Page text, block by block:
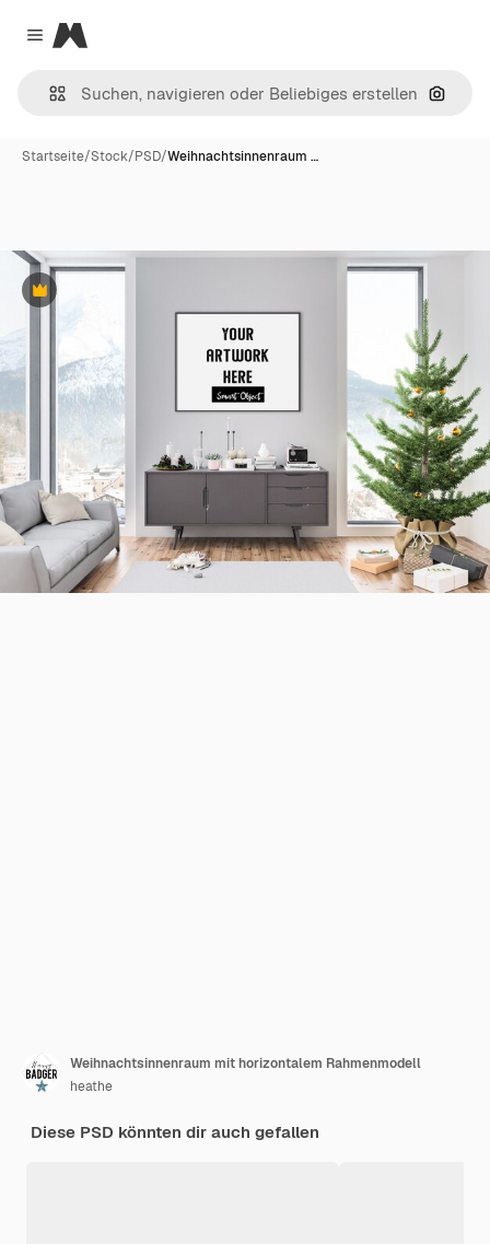
Close menu
Magnific
Nach
Startseite/Stock/PSD/Weihnachtsinnenraum …
Premium
Weihnachtsinnenraum mit horizontalem Rahmenmodell
heathe
Diese PSD könnten dir auch gefallen